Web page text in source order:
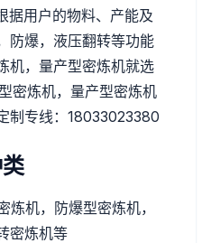
据用户的物料、产能及
防爆，液压翻转等功能
机，量产型密炼机就选
密炼机，量产型密炼机
制专线：18033023380
机，防爆型密炼机，
密炼机等